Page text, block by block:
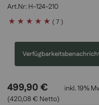
H-124-210
Bewertung:
( 7 )
499,90 €
(420,08 € Netto)
inkl. 19%